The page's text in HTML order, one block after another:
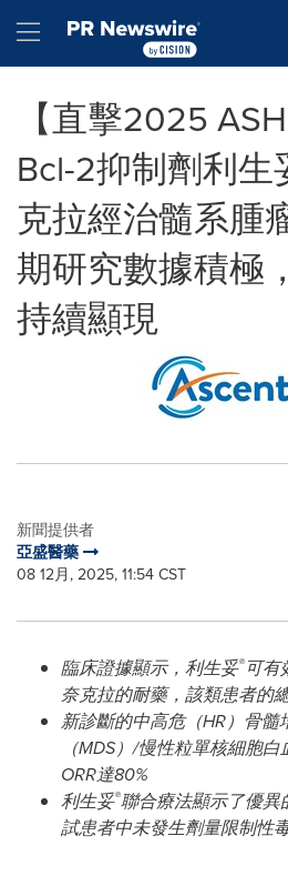
Hamburger menu
【直擊2025
Bcl-2抑制劑利生
克拉經治髓系腫
期研究數據積極
持續顯現
新聞提供者
亞盛醫藥
08 12月, 2025, 11:54 CST
臨床證據顯示，利生妥®可有
奈克拉的耐藥，該類患者的
新診斷的中高危（HR）骨髓
（MDS）/慢性粒單核細胞白
ORR達80%
利生妥®聯合療法顯示了優異
試患者中未發生劑量限制性